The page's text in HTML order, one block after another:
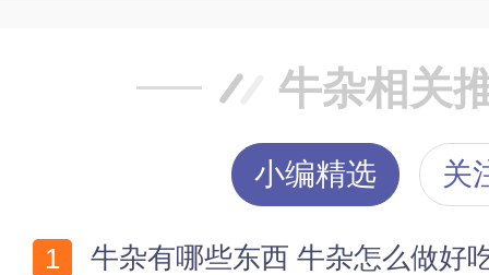
牛杂相关
小编精选 关
牛杂有哪些东西 牛杂怎么做好